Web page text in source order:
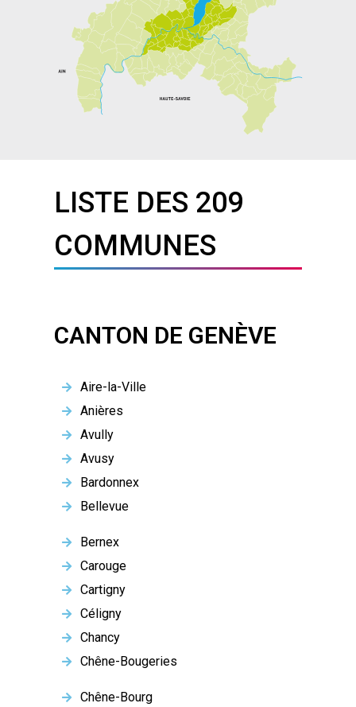
LISTE DES 209
COMMUNES
CANTON DE GENÈVE
Aire-la-Ville
Anières
Avully
Avusy
Bardonnex
Bellevue
Bernex
Carouge
Cartigny
Céligny
Chancy
Chêne-Bougeries
Chêne-Bourg